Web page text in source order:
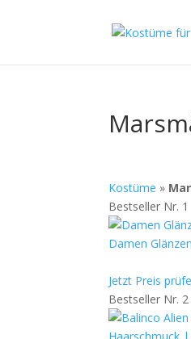
Kostüme »
Bestseller Nr. 1
Damen
Jetzt Preis
Bestseller Nr. 2